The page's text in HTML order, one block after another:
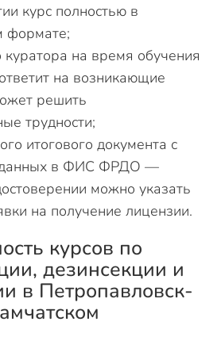
курс полностью в
формате;
куратора на время обучения
на возникающие
решить
трудности;
итогового документа с
данных в ФИС ФРДО —
можно указать
на получение лицензии.
курсов по
дезинсекции и
в Петропавловск-